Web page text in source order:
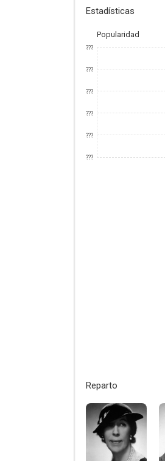
Estadísticas
Popularidad
???
???
???
???
???
???
Reparto